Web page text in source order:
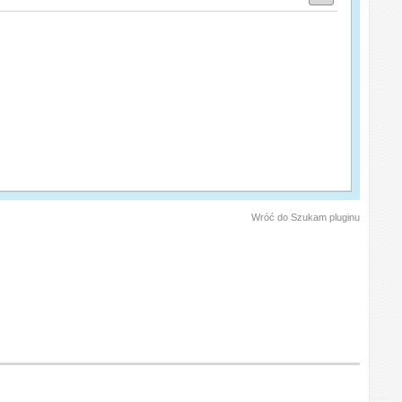
Wróć do Szukam pluginu